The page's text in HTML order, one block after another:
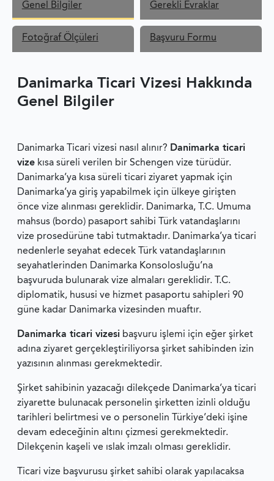
Genel Bilgiler Gerekli Evraklar
Fotoğraf Ölçüleri Başvuru Formu
Danimarka Ticari Vizesi Hakkında
Genel Bilgiler
Danimarka Ticari vizesi nasıl alınır? Danimarka ticari
vize kısa süreli verilen bir Schengen vize türüdür.
Danimarka’ya kısa süreli ticari ziyaret yapmak için
Danimarka’ya giriş yapabilmek için ülkeye girişten
önce vize alınması gereklidir. Danimarka, T.C. Umuma
mahsus (bordo) pasaport sahibi Türk vatandaşlarını
vize prosedürüne tabi tutmaktadır. Danimarka’ya ticari
nedenlerle seyahat edecek Türk vatandaşlarının
seyahatlerinden Danimarka Konsolosluğu’na
başvuruda bulunarak vize almaları gereklidir. T.C.
diplomatik, hususi ve hizmet pasaportu sahipleri 90
güne kadar Danimarka vizesinden muaftır.
Danimarka ticari vizesi başvuru işlemi için eğer şirket
adına ziyaret gerçekleştiriliyorsa şirket sahibinden izin
yazısının alınması gerekmektedir.
Şirket sahibinin yazacağı dilekçede Danimarka’ya ticari
ziyarette bulunacak personelin şirketten izinli olduğu
tarihleri belirtmesi ve o personelin Türkiye’deki işine
devam edeceğinin altını çizmesi gerekmektedir.
Dilekçenin kaşeli ve ıslak imzalı olması gereklidir.
Ticari vize başvurusu şirket sahibi olarak yapılacaksa